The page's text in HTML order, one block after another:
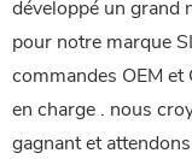
développé un grand
pour notre marque
commandes OEM
en charge . nous
gagnant et